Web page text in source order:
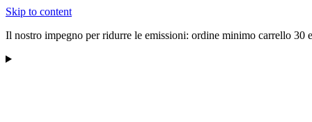
Skip to content
Il nostro impegno per ridurre le emissioni: ordine minimo carrello 30